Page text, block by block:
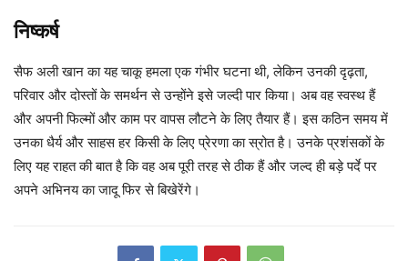
निष्कर्ष
सैफ अली खान का यह चाकू हमला एक गंभीर घटना थी, लेकिन उनकी दृढ़ता,
परिवार और दोस्तों के समर्थन से उन्होंने इसे जल्दी पार किया। अब वह स्वस्थ हैं
और अपनी फिल्मों और काम पर वापस लौटने के लिए तैयार हैं। इस कठिन समय में
उनका धैर्य और साहस हर किसी के लिए प्रेरणा का स्रोत है। उनके प्रशंसकों के
लिए यह राहत की बात है कि वह अब पूरी तरह से ठीक हैं और जल्द ही बड़े पर्दे पर
अपने अभिनय का जादू फिर से बिखेरेंगे।